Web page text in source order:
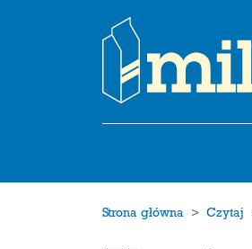
Strona główna Czytaj